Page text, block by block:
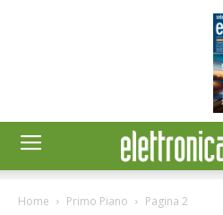
Home Primo Piano Pagina 2